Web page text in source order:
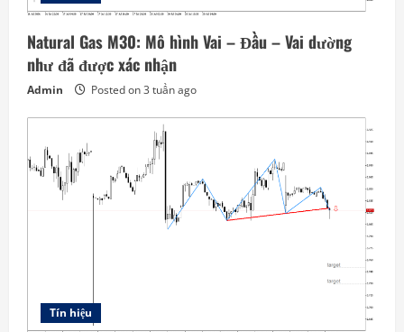
Natural Gas M30: Mô hình Vai – Đầu – Vai dường
như đã được xác nhận
Admin Posted on 3 tuần ago
Tín hiệu